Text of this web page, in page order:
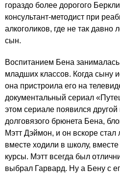
гораздо более дорогого
консультант-методист при
алкоголиков, где не так давно
сын.
Воспитанием Бена
младших классов. Когда сыну
она пристроила его на
документальный сериал
этом сериале появился другой
долговязого брюнета Бена,
Мэтт Дэймон, и он вскоре
вместе ходили в школу,
курсы. Мэтт всегда был
выбрал Гарвард. Ну а Бену с